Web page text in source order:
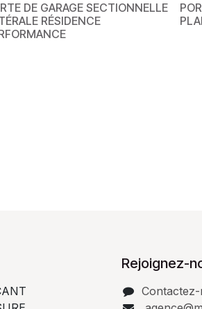
DE GARAGE SECTIONNELLE
RÉSIDENCE
Rejoignez-